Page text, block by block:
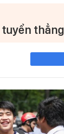
tuyển thẳng